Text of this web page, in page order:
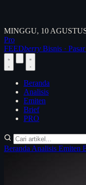
MINGGU, 10
Pro
FEEDberry Bisnis ·
Beranda
Analisis
Emiten
Brief
PRO
Beranda Analisis Emiten